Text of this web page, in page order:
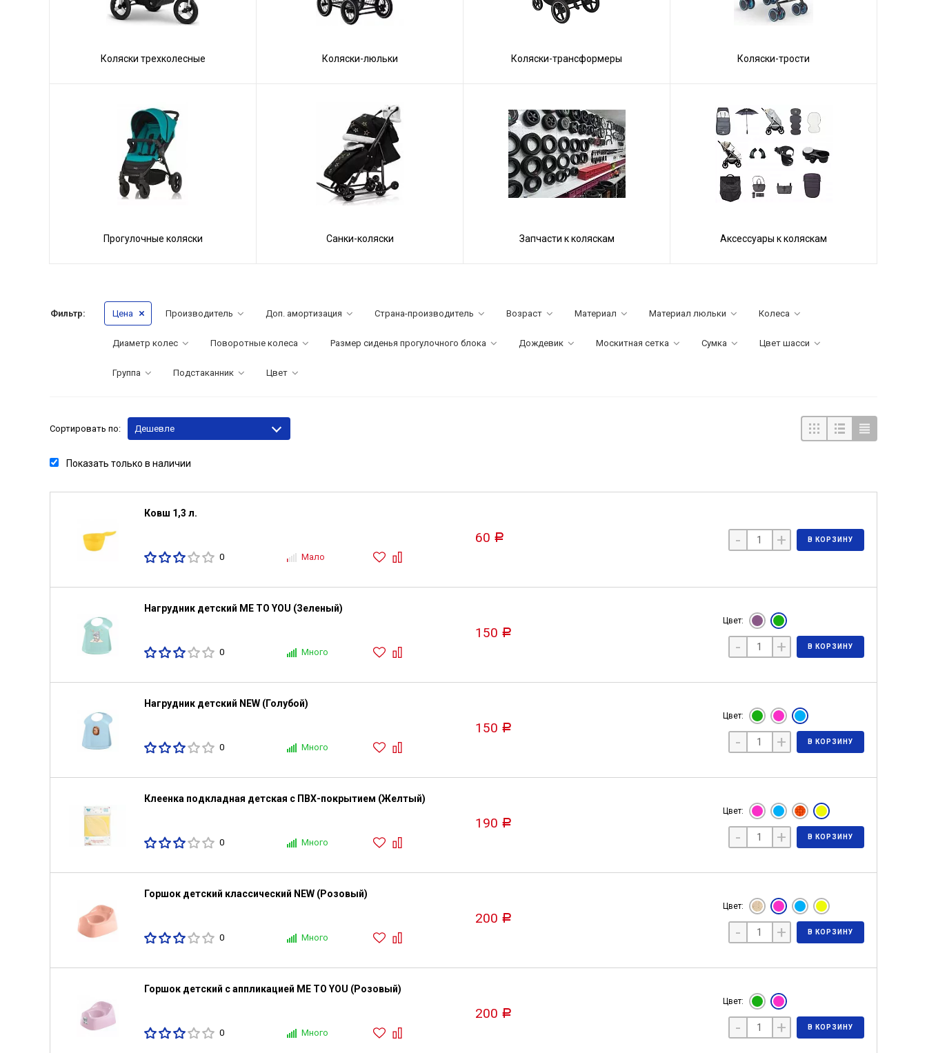
Коляски трехколесные Коляски-люльки Коляски-трансформеры Коляски-трости
Прогулочные коляски Санки-коляски Запчасти к коляскам Аксессуары к коляскам
Фильтр: Цена Производитель Доп. амортизация Страна-производитель Возраст Материал Материал люльки Колеса
Диаметр колес Поворотные колеса Размер сиденья прогулочного блока Дождевик Москитная сетка Сумка Цвет шасси
Группа Подстаканник Цвет
Сортировать по: Дешевле
Показать только в наличии
Ковш 1,3 л.
0 Мало
60 Р - + В КОРЗИНУ
Нагрудник детский ME TO YOU (Зеленый)
0 Много
150 Р
Цвет:
- + В КОРЗИНУ
Нагрудник детский NEW (Голубой)
0 Много
150 Р
Цвет:
- + В КОРЗИНУ
Клеенка подкладная детская с ПВХ-покрытием (Желтый)
0 Много
190 Р
Цвет:
- + В КОРЗИНУ
Горшок детский классический NEW (Розовый)
0 Много
200 Р
Цвет:
- + В КОРЗИНУ
Горшок детский с аппликацией ME TO YOU (Розовый)
0 Много
200 Р
Цвет:
- + В КОРЗИНУ